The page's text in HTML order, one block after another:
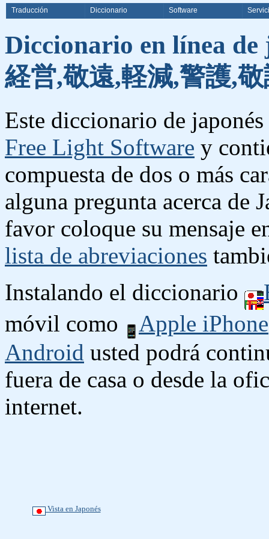
Traducción Diccionario Software
Diccionario en línea
経営,敬遠,軽減,警護,
Este diccionario de
Free Light Software y
compuesta de dos o más
alguna pregunta acerca de
favor coloque su mensaje
lista de abreviaciones
Instalando el diccionario
móvil como
Apple iPhone
Android usted podrá
fuera de casa o desde la
internet.
Vista en Japonés